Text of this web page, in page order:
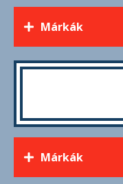
Márkák
Márkák